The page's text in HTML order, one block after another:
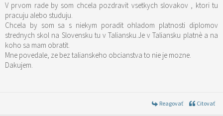
V prvom rade by som chcela pozdravit vsetkych slovakov , ktori tu
pracuju alebo studuju.
Chcela by som sa s niekym poradit ohladom platnosti diplomov
strednych skol na Slovensku tu v Taliansku.Je v Taliansku platnè a na
koho sa mam obratit.
Mne povedale, ze bez talianskeho obcianstva to nie je mozne.
Dakujem.
Reagovať Citovať